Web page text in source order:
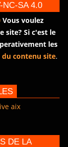
NC-SA 4.0
Vous voulez
site? Si c'est le
les
contenu site.
DE LA